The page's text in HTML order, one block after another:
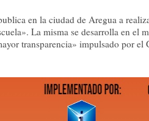
en la ciudad de Aregua a
La misma se desarrolla en el
transparencia» impulsado por el